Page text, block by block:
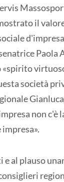
il
Paola
società
non c'è
al plauso